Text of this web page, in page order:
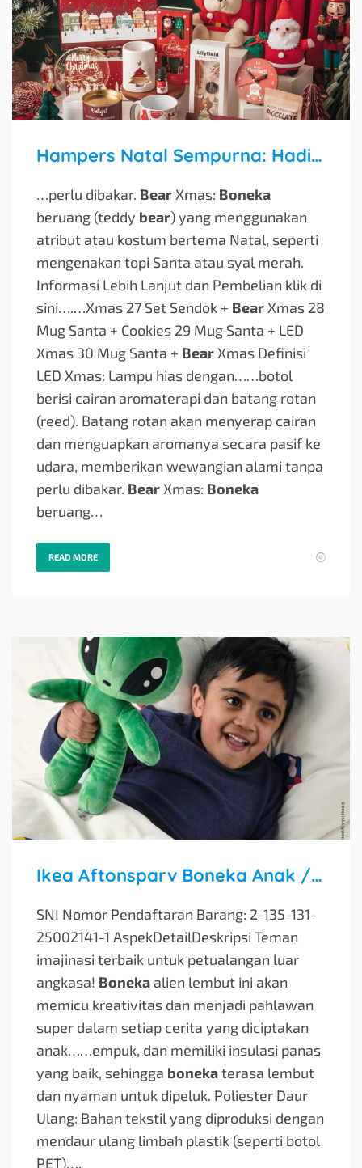
Hampers Natal Sempurna: Hadiah Berkesan untuk Orang Tersayang
…perlu dibakar. Bear Xmas: Boneka
beruang (teddy bear) yang menggunakan
atribut atau kostum bertema Natal, seperti
mengenakan topi Santa atau syal merah.
Informasi Lebih Lanjut dan Pembelian klik di
sini….…Xmas 27 Set Sendok + Bear Xmas 28
Mug Santa + Cookies 29 Mug Santa + LED
Xmas 30 Mug Santa + Bear Xmas Definisi
LED Xmas: Lampu hias dengan……botol
berisi cairan aromaterapi dan batang rotan
(reed). Batang rotan akan menyerap cairan
dan menguapkan aromanya secara pasif ke
udara, memberikan wewangian alami tanpa
perlu dibakar. Bear Xmas: Boneka
beruang…
READ MORE
Ikea Aftonsparv Boneka Anak / Dolls Alien Hijau 34cm
SNI Nomor Pendaftaran Barang: 2-135-131-
25002141-1 AspekDetailDeskripsi Teman
imajinasi terbaik untuk petualangan luar
angkasa! Boneka alien lembut ini akan
memicu kreativitas dan menjadi pahlawan
super dalam setiap cerita yang diciptakan
anak……empuk, dan memiliki insulasi panas
yang baik, sehingga bonekaterasa lembut
dan nyaman untuk dipeluk. Poliester Daur
Ulang: Bahan tekstil yang diproduksi dengan
mendaur ulang limbah plastik (seperti botol
PET)….